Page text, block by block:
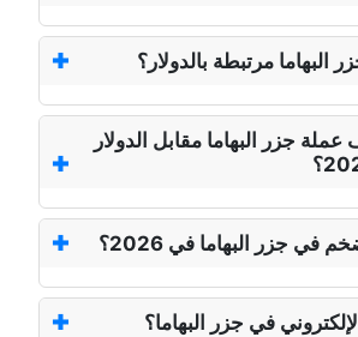
البهاما مرتبطة بالدولار؟
جزر البهاما مقابل الدولار
في جزر البهاما في 2026؟
في جزر البهاما؟